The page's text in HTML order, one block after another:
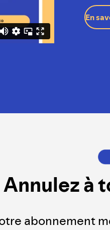
En
Annulez à
abonnement